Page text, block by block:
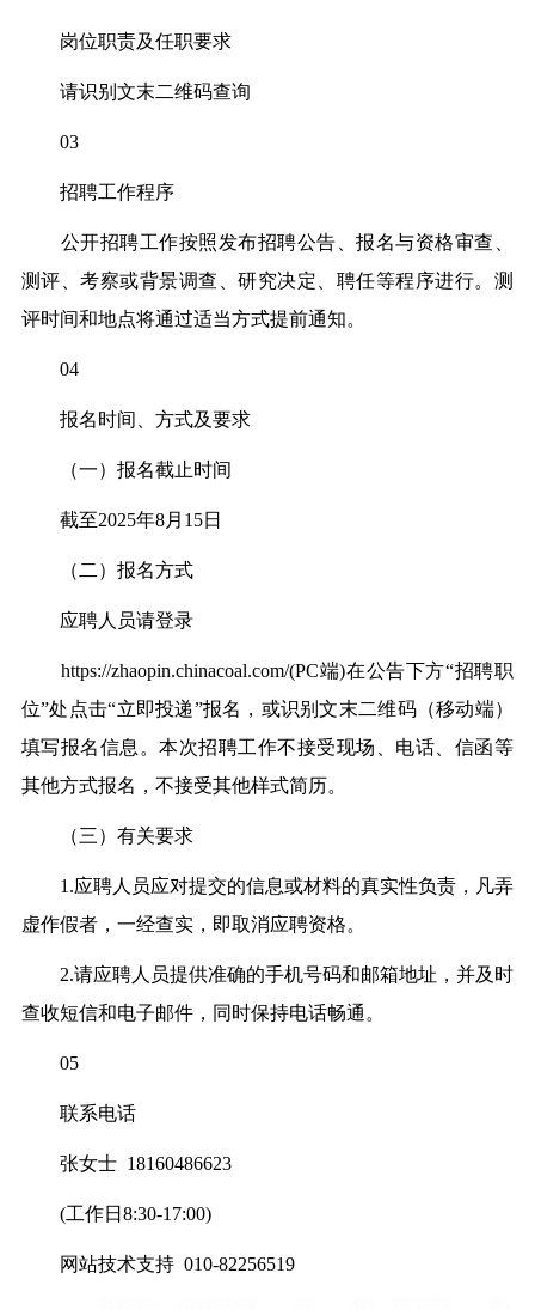
岗位职责及任职要求
请识别文末二维码查询
03
招聘工作程序
公开招聘工作按照发布招聘公告、报名与资格审查、
测评、考察或背景调查、研究决定、聘任等程序进行。测
评时间和地点将通过适当方式提前通知。
04
报名时间、方式及要求
（一）报名截止时间
截至2025年8月15日
（二）报名方式
应聘人员请登录
https://zhaopin.chinacoal.com/(PC端)在公告下方“招聘职
位”处点击“立即投递”报名，或识别文末二维码（移动端）
填写报名信息。本次招聘工作不接受现场、电话、信函等
其他方式报名，不接受其他样式简历。
（三）有关要求
1.应聘人员应对提交的信息或材料的真实性负责，凡弄
虚作假者，一经查实，即取消应聘资格。
2.请应聘人员提供准确的手机号码和邮箱地址，并及时
查收短信和电子邮件，同时保持电话畅通。
05
联系电话
张女士 18160486623
(工作日8:30-17:00)
网站技术支持 010-82256519